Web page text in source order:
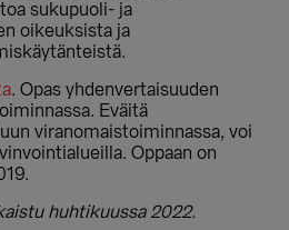
sukupuoli- ja
oikeuksista ja
. Opas yhdenvertaisuuden
Eväitä
viranomaistoiminnassa, voi
Oppaan on
huhtikuussa 2022.